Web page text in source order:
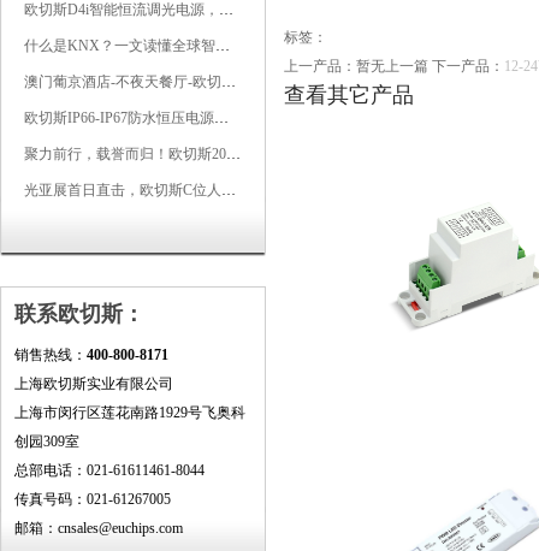
欧切斯D4i智能恒流调光电源，引领未来照明生态
什么是KNX？一文读懂全球智能建筑控制标准
澳门葡京酒店-不夜天餐厅-欧切斯KNX智能控制系统打造高端智慧空间
欧切斯IP66-IP67防水恒压电源，无惧风雨，智稳如一
聚力前行，载誉而归！欧切斯2026光亚展完美收官
光亚展首日直击，欧切斯C位人气爆棚-双奖加冕，实力再出圈
联系欧切斯：
销售热线： 400-800-8171
上海欧切斯实业有限公司
上海市闵行区莲花南路1929号飞奥科
创园309室
总部电话：021-61611461-8044
传真号码：021-61267005
邮箱：cnsales@euchips.com
标签：
上一产品：暂无上一篇 下一产品： 12-
查看其它产品